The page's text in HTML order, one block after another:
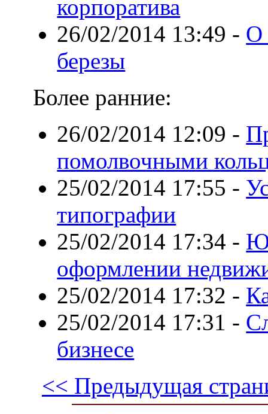
корпоратива
26/02/2014 13:49 - О
березы
Более ранние:
26/02/2014 12:09 -
помолвочными
25/02/2014 17:55 -
типографии
25/02/2014 17:34 -
оформлении
25/02/2014 17:32 -
25/02/2014 17:31 -
бизнесе
<< Предыдущая